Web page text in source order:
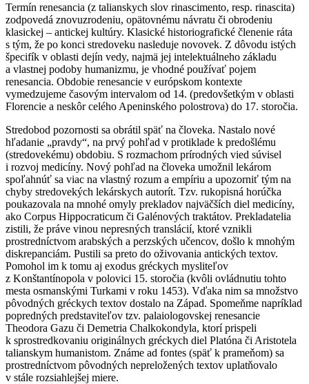
Termín renesancia (z talianskych slov rinascimento, resp. rinascita)
zodpovedá znovuzrodeniu, opätovnému návratu či obrodeniu
klasickej – antickej kultúry. Klasické historiografické členenie ráta
s tým, že po konci stredoveku nasleduje novovek. Z dôvodu istých
špecifík v oblasti dejín vedy, najmä jej intelektuálneho základu
a vlastnej podoby humanizmu, je vhodné používať pojem
renesancia. Obdobie renesancie v európskom kontexte
vymedzujeme časovým intervalom od 14. (predovšetkým v oblasti
Florencie a neskôr celého Apeninského polostrova) do 17. storočia.
Stredobod pozornosti sa obrátil späť na človeka. Nastalo nové
hľadanie „pravdy“, na prvý pohľad v protiklade k predošlému
(stredovekému) obdobiu. S rozmachom prírodných vied súvisel
i rozvoj medicíny. Nový pohľad na človeka umožnil lekárom
spoľahnúť sa viac na vlastný rozum a empíriu a upozorniť tým na
chyby stredovekých lekárskych autorít. Tzv. rukopisná horúčka
poukazovala na mnohé omyly prekladov najväčších diel medicíny,
ako Corpus Hippocraticum či Galénových traktátov. Prekladatelia
zistili, že práve vinou nepresných translácií, ktoré vznikli
prostredníctvom arabských a perzských učencov, došlo k mnohým
diskrepanciám. Pustili sa preto do oživovania antických textov.
Pomohol im k tomu aj exodus gréckych mysliteľov
z Konštantínopola v polovici 15. storočia (kvôli ovládnutiu tohto
mesta osmanskými Turkami v roku 1453). Vďaka nim sa množstvo
pôvodných gréckych textov dostalo na Západ. Spomeňme napríklad
popredných predstaviteľov tzv. palaiologovskej renesancie
Theodora Gazu či Demetria Chalkokondyla, ktorí prispeli
k sprostredkovaniu originálnych gréckych diel Platóna či Aristotela
talianskym humanistom. Známe ad fontes (späť k prameňom) sa
prostredníctvom pôvodných nepreložených textov uplatňovalo
v stále rozsiahlejšej miere.